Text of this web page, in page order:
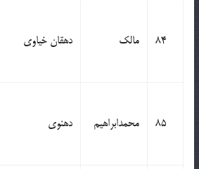
84 مالک دهقان خیاوی
85 محمدابراهیم دهنوی